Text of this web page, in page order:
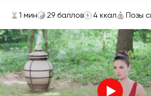
1 мин 29 баллов 4 ккал Позы